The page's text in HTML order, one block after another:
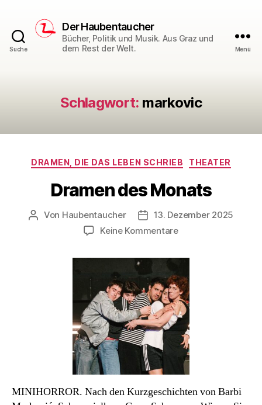
Suche
Der Haubentaucher
Bücher, Politik und Musik. Aus Graz und
dem Rest der Welt.
Menü
Schlagwort: markovic
Kategorien
DRAMEN, DIE DAS LEBEN SCHRIEB THEATER
Dramen des Monats
Beitragsautor
Von Haubentaucher Veröffentlichungsdatum
13. Dezember 2025
Keine Kommentarezu
des
MINIHORROR. Nach den Kurzgeschichten von Barbi